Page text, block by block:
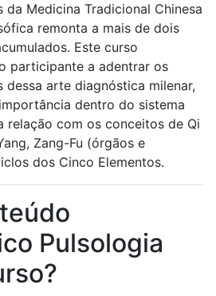
da Medicina Tradicional Chinesa
remonta a mais de dois
Este curso
participante a adentrar os
arte diagnóstica milenar,
dentro do sistema
relação com os conceitos de Qi
Zang-Fu (órgãos e
dos Cinco Elementos.
Pulsologia